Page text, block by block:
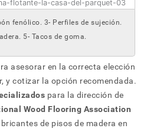
fenólico. 3- Perfiles de sujeción.
5- Tacos de goma.
asesorar en la correcta elección
y cotizar la opción recomendada.
para la dirección de
Wood Flooring Association
de pisos de madera en